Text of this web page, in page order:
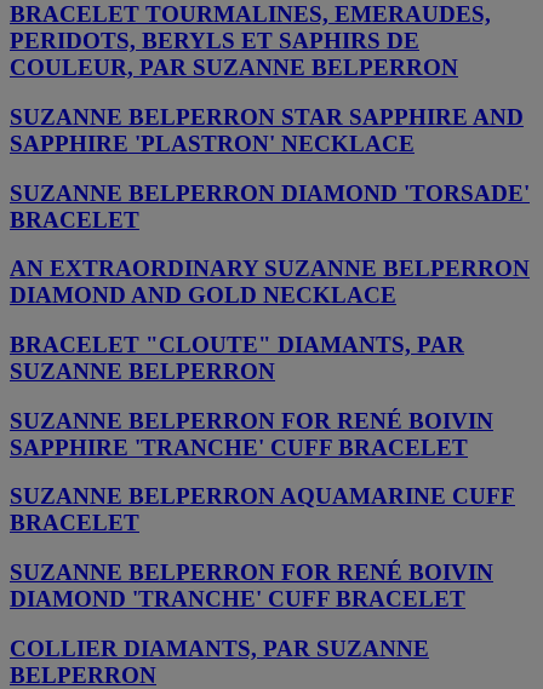
BRACELET TOURMALINES, EMERAUDES,
PERIDOTS, BERYLS ET SAPHIRS DE
COULEUR, PAR SUZANNE BELPERRON
SUZANNE BELPERRON STAR SAPPHIRE AND
SAPPHIRE 'PLASTRON' NECKLACE
SUZANNE BELPERRON DIAMOND 'TORSADE'
BRACELET
AN EXTRAORDINARY SUZANNE BELPERRON
DIAMOND AND GOLD NECKLACE
BRACELET "CLOUTE" DIAMANTS, PAR
SUZANNE BELPERRON
SUZANNE BELPERRON FOR RENÉ BOIVIN
SAPPHIRE 'TRANCHE' CUFF BRACELET
SUZANNE BELPERRON AQUAMARINE CUFF
BRACELET
SUZANNE BELPERRON FOR RENÉ BOIVIN
DIAMOND 'TRANCHE' CUFF BRACELET
COLLIER DIAMANTS, PAR SUZANNE
BELPERRON